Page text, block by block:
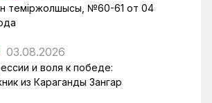
теміржолшысы, №60-61 от 04
03.08.2026
и воля к победе:
из Караганды Зангар